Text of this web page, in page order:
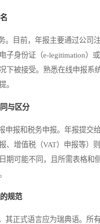
目前，年报主要通过公司
子身份证（e-legitimation）
下被接受。熟悉在线申报
。
与区分
报和税务申报。年报提交
、增值税（VAT）申报等）
期可能不同，且所需表格
规范
正式语言应为瑞典语。所